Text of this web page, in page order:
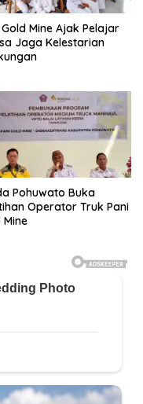
Mine Ajak Pelajar
Jaga Kelestarian
Pohuwato Buka
Operator Truk Pani
Mine